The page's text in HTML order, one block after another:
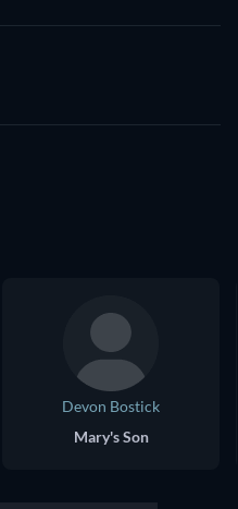
Devon Bostick
Mary's Son